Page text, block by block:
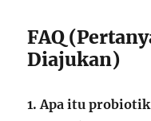
FAQ
Diajukan)
1. Apa itu